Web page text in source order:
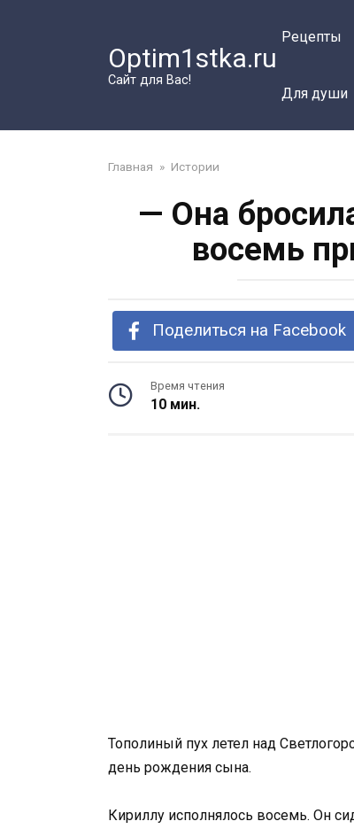
Optim1stka.ru
Сайт для Вас!
Рецепты
Для души
Главная » Истории
— Она
восемь
Поделиться на Facebook
Время чтения
10 мин.
Тополиный пух летел над
день рождения сына.
Кириллу исполнялось восемь. Он